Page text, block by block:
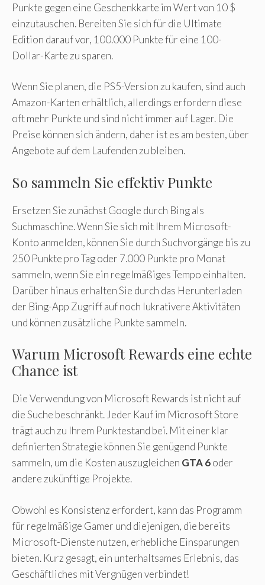
Punkte gegen eine Geschenkkarte im Wert von 10 $
einzutauschen. Bereiten Sie sich für die Ultimate
Edition darauf vor, 100.000 Punkte für eine 100-
Dollar-Karte zu sparen.
Wenn Sie planen, die PS5-Version zu kaufen, sind auch
Amazon-Karten erhältlich, allerdings erfordern diese
oft mehr Punkte und sind nicht immer auf Lager. Die
Preise können sich ändern, daher ist es am besten, über
Angebote auf dem Laufenden zu bleiben.
So sammeln Sie effektiv Punkte
Ersetzen Sie zunächst Google durch Bing als
Suchmaschine. Wenn Sie sich mit Ihrem Microsoft-
Konto anmelden, können Sie durch Suchvorgänge bis zu
250 Punkte pro Tag oder 7.000 Punkte pro Monat
sammeln, wenn Sie ein regelmäßiges Tempo einhalten.
Darüber hinaus erhalten Sie durch das Herunterladen
der Bing-App Zugriff auf noch lukrativere Aktivitäten
und können zusätzliche Punkte sammeln.
Warum Microsoft Rewards eine echte
Chance ist
Die Verwendung von Microsoft Rewards ist nicht auf
die Suche beschränkt. Jeder Kauf im Microsoft Store
trägt auch zu Ihrem Punktestand bei. Mit einer klar
definierten Strategie können Sie genügend Punkte
sammeln, um die Kosten auszugleichen GTA 6oder
andere zukünftige Projekte.
Obwohl es Konsistenz erfordert, kann das Programm
für regelmäßige Gamer und diejenigen, die bereits
Microsoft-Dienste nutzen, erhebliche Einsparungen
bieten. Kurz gesagt, ein unterhaltsames Erlebnis, das
Geschäftliches mit Vergnügen verbindet!